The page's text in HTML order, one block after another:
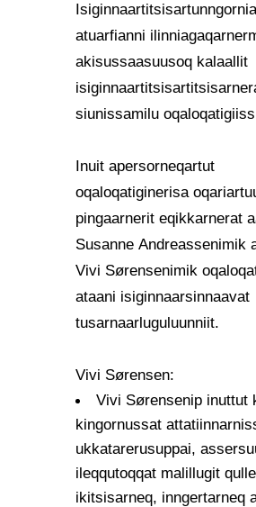
atuarfianni
akisussaasuusoq kalaallit
siunissamilu
Inuit apersorneqartut
oqaloqatiginerisa
pingaarnerit eqikkarnerat
Susanne Andreassenimik
Vivi Sørensenimik
ataani isiginnaarsinnaavat
tusarnaarluguluunniit.
Vivi Sørensen:
Vivi Sørensenip inuttut
kingornussat
ukkatarerusuppai,
ileqqutoqqat malillugit
ikitsisarneq, inngertarneq